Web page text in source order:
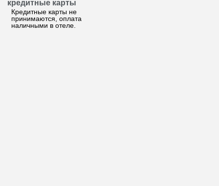
кредитные карты
Кредитные карты не
принимаются, оплата
наличными в отеле.